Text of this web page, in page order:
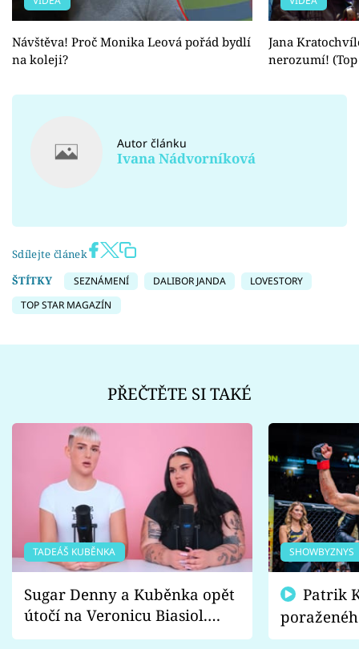
Návštěva! Proč Monika Leová pořád bydlí
na koleji?
Jana
nerozumí!
Autor článku
Ivana Nádvorníková
Sdílejte článek
ŠTÍTKY
SEZNÁMENÍ DALIBOR JANDA
LOVESTORY
TOP STAR MAGAZÍN
PŘEČTĚTE SI TAKÉ
TADEÁŠ KUBĚNKA
Sugar Denny a Kuběnka opět
útočí na Veronicu Biasiol.
Proč je podle nich falešná a
SHOWBYZNYS
fanoušci